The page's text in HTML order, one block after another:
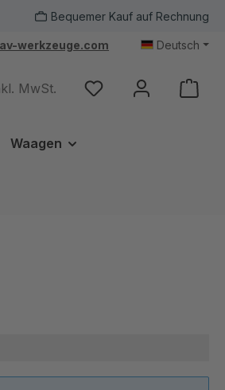
Bequemer Kauf auf Rechnung
werkzeuge.com Deutsch
MwSt.
Waagen